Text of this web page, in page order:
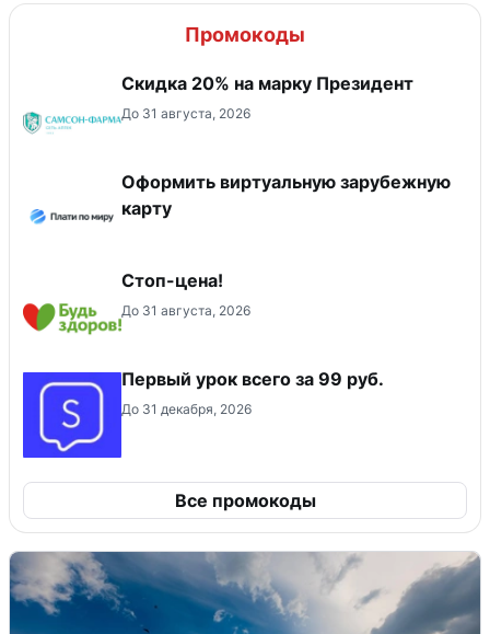
Промокоды
Скидка 20% на марку Президент
До 31 августа, 2026
Оформить виртуальную зарубежную
карту
Стоп-цена!
До 31 августа, 2026
Первый урок всего за 99 руб.
До 31 декабря, 2026
Все промокоды